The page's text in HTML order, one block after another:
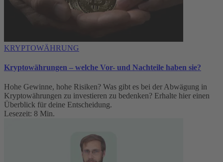
KRYPTOWÄHRUNG
Kryptowährungen – welche Vor- und Nachteile haben sie?
Hohe Gewinne, hohe Risiken? Was gibt es bei der Abwägung in
Kryptowährungen zu investieren zu bedenken? Erhalte hier einen
Überblick für deine Entscheidung.
Lesezeit: 8 Min.